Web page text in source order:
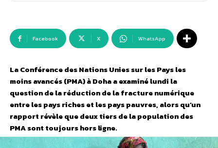
Facebook X WhatsApp
La Conférence des Nations Unies sur les Pays les
moins avancés (PMA) à Doha a examiné lundi la
question de la réduction de la fracture numérique
entre les pays riches et les pays pauvres, alors qu’un
rapport révèle que deux tiers de la population des
PMA sont toujours hors ligne.